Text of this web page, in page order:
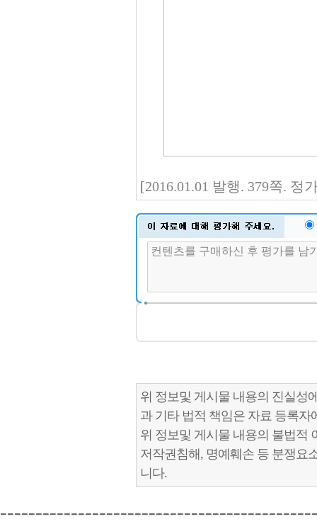
[2016.01.01 발행. 379쪽. 정
위 정보및 게시물 내용의 진실성
과 기타 법적 책임은 자료 등록자
위 정보및 게시물 내용의 불법적
저작권침해, 명예훼손 등 분쟁요
니다.